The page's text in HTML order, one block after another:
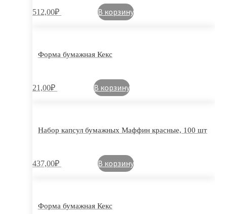
512,00₽ В корзину
Форма бумажная Кекс
21,00₽ В корзину
Набор капсул бумажных Маффин красные, 100 шт
437,00₽ В корзину
Форма бумажная Кекс